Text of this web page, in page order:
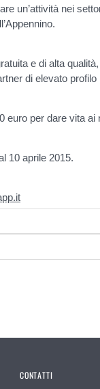
un’attività nei
e di alta
di elevato profilo
euro per dare vita ai
10 aprile 2015.
CONTATTI